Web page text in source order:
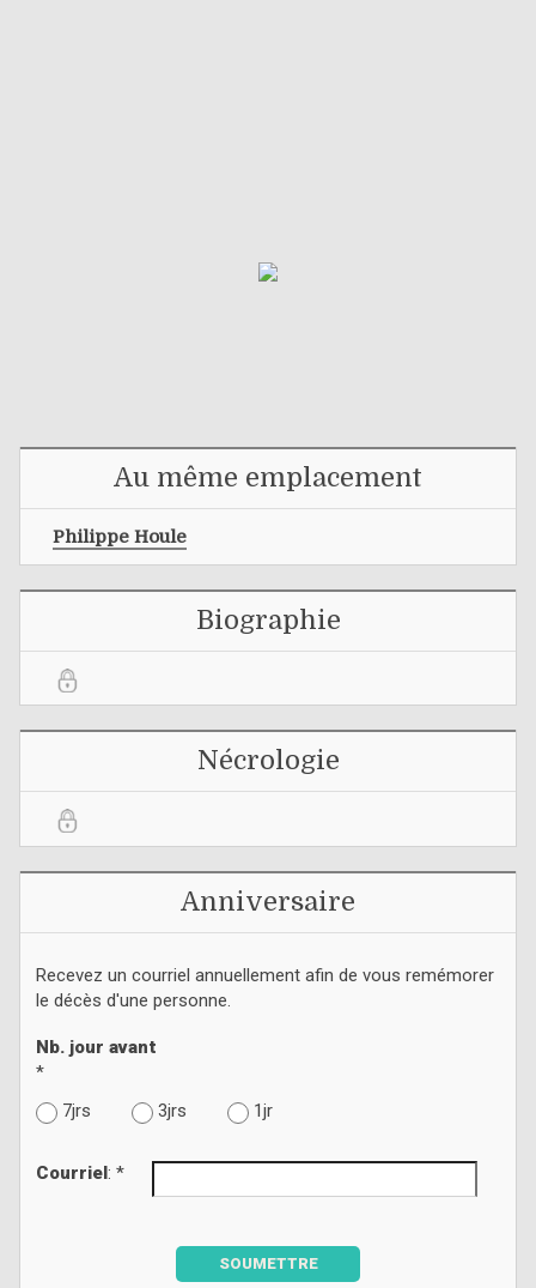
Au même emplacement
Philippe Houle
Biographie
Nécrologie
Anniversaire
Recevez un courriel annuellement afin de vous remémorer
le décès d'une personne.
Nb. jour avant
*
7jrs
3jrs 1jr
Courriel : *
SOUMETTRE